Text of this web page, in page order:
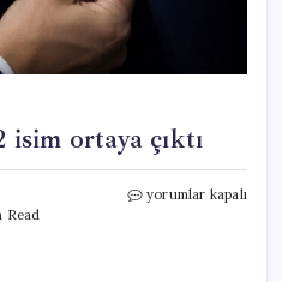
isim ortaya çıktı
Read
AKP’ye
yorumlar kapalı